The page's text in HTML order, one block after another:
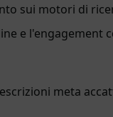
sui motori di
e l'engagement
meta